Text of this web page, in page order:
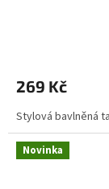
269 Kč
Stylová bavlněná
Novinka